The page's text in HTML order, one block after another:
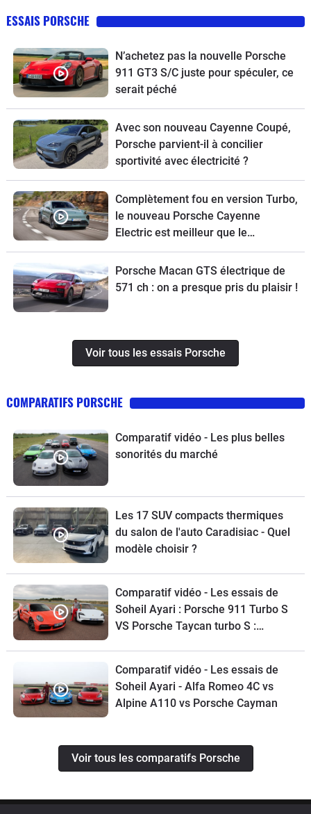
ESSAIS PORSCHE
N’achetez pas la nouvelle Porsche
911 GT3 S/C juste pour spéculer, ce
serait péché
Avec son nouveau Cayenne Coupé,
Porsche parvient-il à concilier
sportivité avec électricité ?
Complètement fou en version Turbo,
le nouveau Porsche Cayenne
Electric est meilleur que le
thermique
Porsche Macan GTS électrique de
571 ch : on a presque pris du plaisir !
Voir tous les essais Porsche
COMPARATIFS PORSCHE
Comparatif vidéo - Les plus belles
sonorités du marché
Les 17 SUV compacts thermiques
du salon de l'auto Caradisiac - Quel
modèle choisir ?
Comparatif vidéo - Les essais de
Soheil Ayari : Porsche 911 Turbo S
VS Porsche Taycan turbo S :
Comparatif vidéo - Les essais de
Soheil Ayari - Alfa Romeo 4C vs
Alpine A110 vs Porsche Cayman
Voir tous les comparatifs Porsche